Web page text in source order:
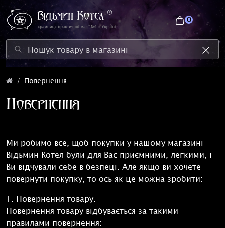
0
Повернення
Повернення
Ми робимо все, щоб покупки у нашому магазині
Відьмин Котел були для Вас приємними, легкими, і
Ви відчували себе в безпеці. Але якщо ви хочете
повернути покупку, то ось як це можна зробити:
1. Повернення товару.
Повернення товару відбувається за такими
правилами повернення: